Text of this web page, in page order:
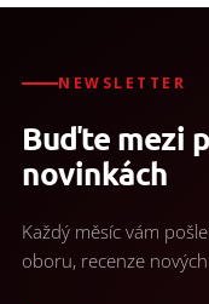
NEWSLETTER
Buďte mezi
novinkách
Každý měsíc vám
oboru, recenze